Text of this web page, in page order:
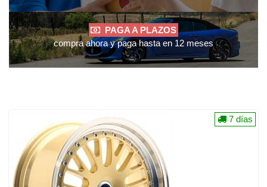
PAGA A PLAZOS
compra ahora y paga hasta en 12 meses
7 días